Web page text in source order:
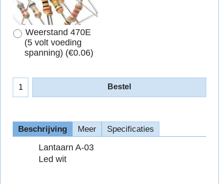
Weerstand 470E
(5 volt voeding
spanning) (€0.06)
Bestel
Beschrijving Meer Specificaties
Lantaarn A-03
Led wit